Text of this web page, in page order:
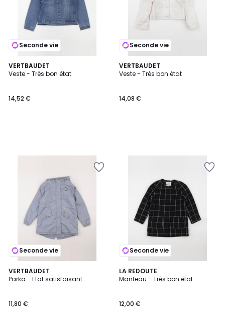
Seconde vie
VERTBAUDET
Veste - Très bon état
14,52 €
Seconde vie
VERTBAUDET
Veste - Très bon état
14,08 €
Seconde vie
VERTBAUDET
Parka - Etat satisfaisant
11,80 €
Seconde vie
LA REDOUTE
Manteau - Très bon état
12,00 €